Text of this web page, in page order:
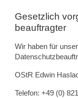
Gesetzlich
beauftragter
Wir haben für
OStR Edwin
Telefon: +49 (0)